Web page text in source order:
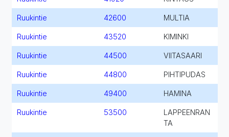
Ruukintie 42600 MULTIA
Ruukintie 43520 KIMINKI
Ruukintie 44500 VIITASAARI
Ruukintie 44800 PIHTIPUDAS
Ruukintie 49400 HAMINA
Ruukintie 53500
LAPPEENRAN
TA